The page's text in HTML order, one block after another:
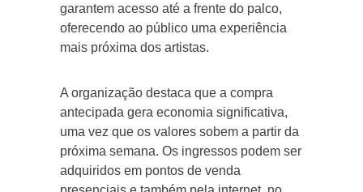
garantem acesso até a frente do palco,
oferecendo ao público uma experiência
mais próxima dos artistas.
A organização destaca que a compra
antecipada gera economia significativa,
uma vez que os valores sobem a partir da
próxima semana. Os ingressos podem ser
adquiridos em pontos de venda